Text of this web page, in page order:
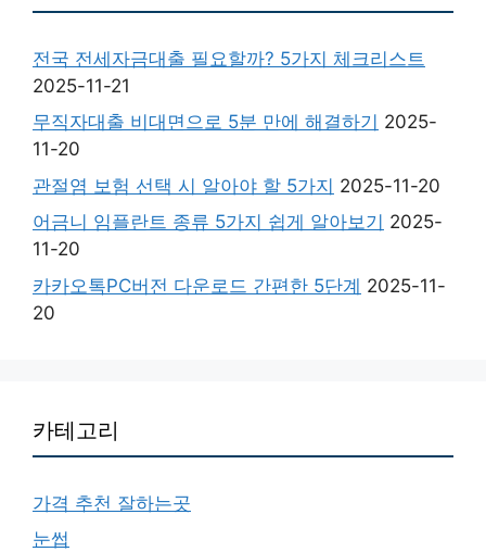
전국 전세자금대출 필요할까? 5가지 체크리스트
2025-11-21
무직자대출 비대면으로 5분 만에 해결하기 2025-
11-20
관절염 보험 선택 시 알아야 할 5가지 2025-11-20
어금니 임플란트 종류 5가지 쉽게 알아보기 2025-
11-20
카카오톡PC버전 다운로드 간편한 5단계 2025-11-
20
카테고리
가격 추천 잘하는곳
눈썹